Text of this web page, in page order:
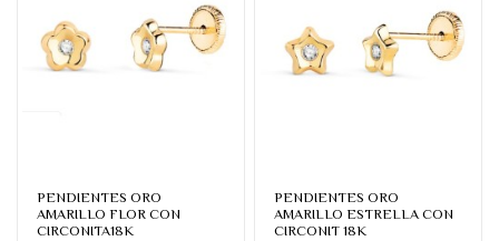
PENDIENTES ORO
AMARILLO FLOR CON
CIRCONITA18K
PENDIENTES ORO
AMARILLO ESTRELLA CON
CIRCONIT 18K